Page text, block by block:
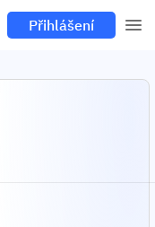
Přihlášení